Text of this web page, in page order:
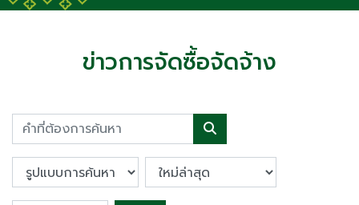
ข่าวการจัดซื้อจัดจ้าง